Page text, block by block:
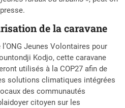
de la caravane
Jeunes Volontaires pour
Kodjo, cette caravane
utilisés à la COP27 afin de
solutions climatiques intégrées
des communautés
citoyen sur les